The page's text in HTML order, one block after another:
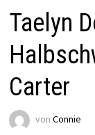
Taelyn
Carter
von Connie